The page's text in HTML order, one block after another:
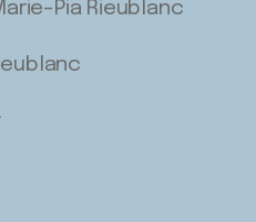
Pia Rieublanc